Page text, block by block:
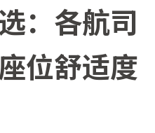
：各航司
位舒适度